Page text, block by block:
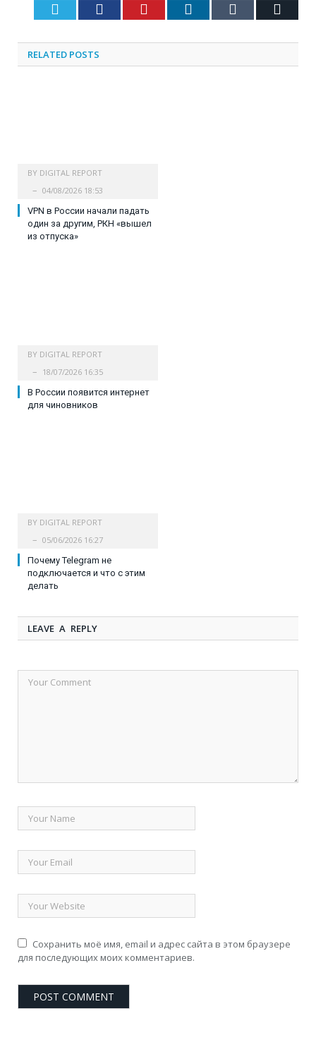
Twitter Facebook Pinterest LinkedIn Tumblr
RELATED POSTS
BY DIGITAL REPORT
04/08/2026 18:53
VPN в России начали падать
один за другим, РКН «вышел
из отпуска»
BY DIGITAL REPORT
18/07/2026 16:35
В России появится интернет
для чиновников
BY DIGITAL REPORT
05/06/2026 16:27
Почему Telegram не
подключается и что с этим
делать
LEAVE A REPLY
Сохранить моё имя, email и адрес сайта в этом браузере
для последующих моих комментариев.